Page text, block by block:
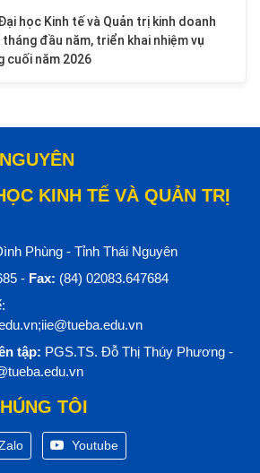
học Kinh tế và Quản trị kinh doanh
đầu năm, triển khai nhiệm vụ
cuối năm 2026
KINH TẾ VÀ QUẢN TRỊ
Phùng - Tỉnh Thái Nguyên
- Fax: (84) 02083.647684
tập: PGS.TS. Đỗ Thị Thúy Phương -
TÔI
Youtube